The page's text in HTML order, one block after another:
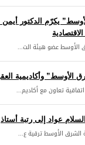
يكرّم الدكتور
الأوسط عضو هيئة الت...
الأوسط” وأكاديمية
تعاون مع أكاديم...
عواد إلى رتبة أستاذ
الأوسط ترقية ع...